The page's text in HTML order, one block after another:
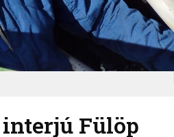
Fülöp